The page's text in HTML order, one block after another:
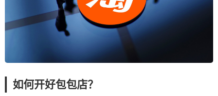
如何开好包包店？